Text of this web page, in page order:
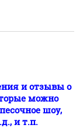
и отзывы о
можно
шоу,
и т.п.